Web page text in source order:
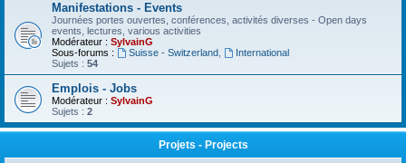
Manifestations - Events
Journées portes ouvertes, conférences, activités diverses - Open days
events, lectures, various activities
Modérateur : SylvainG
Sous-forums :
Suisse - Switzerland,
International
Sujets : 54
Emplois - Jobs
Modérateur : SylvainG
Sujets : 2
Projets - Projects